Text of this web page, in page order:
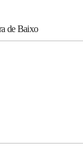
de Baixo